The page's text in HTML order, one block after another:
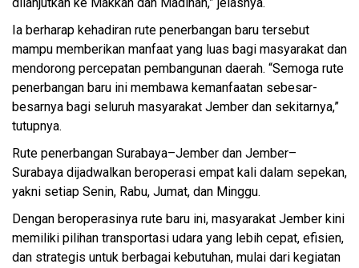
Ia berharap kehadiran rute penerbangan baru tersebut
mampu memberikan manfaat yang luas bagi masyarakat dan
mendorong percepatan pembangunan daerah. “Semoga rute
penerbangan baru ini membawa kemanfaatan sebesar-
besarnya bagi seluruh masyarakat Jember dan sekitarnya,”
tutupnya.
Rute penerbangan Surabaya–Jember dan Jember–
Surabaya dijadwalkan beroperasi empat kali dalam sepekan,
yakni setiap Senin, Rabu, Jumat, dan Minggu.
Dengan beroperasinya rute baru ini, masyarakat Jember kini
memiliki pilihan transportasi udara yang lebih cepat, efisien,
dan strategis untuk berbagai kebutuhan, mulai dari kegiatan